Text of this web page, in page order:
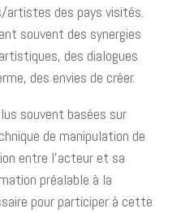
artistes des pays visités.
souvent des synergies
des dialogues
des envies de créer.
souvent basées sur
de manipulation de
entre l’acteur et sa
préalable à la
pour participer à cette